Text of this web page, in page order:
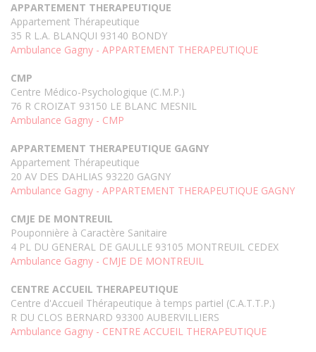
APPARTEMENT THERAPEUTIQUE
Appartement Thérapeutique
35 R L.A. BLANQUI 93140 BONDY
Ambulance Gagny - APPARTEMENT THERAPEUTIQUE
CMP
Centre Médico-Psychologique (C.M.P.)
76 R CROIZAT 93150 LE BLANC MESNIL
Ambulance Gagny - CMP
APPARTEMENT THERAPEUTIQUE GAGNY
Appartement Thérapeutique
20 AV DES DAHLIAS 93220 GAGNY
Ambulance Gagny - APPARTEMENT THERAPEUTIQUE GAGNY
CMJE DE MONTREUIL
Pouponnière à Caractère Sanitaire
4 PL DU GENERAL DE GAULLE 93105 MONTREUIL CEDEX
Ambulance Gagny - CMJE DE MONTREUIL
CENTRE ACCUEIL THERAPEUTIQUE
Centre d'Accueil Thérapeutique à temps partiel (C.A.T.T.P.)
R DU CLOS BERNARD 93300 AUBERVILLIERS
Ambulance Gagny - CENTRE ACCUEIL THERAPEUTIQUE